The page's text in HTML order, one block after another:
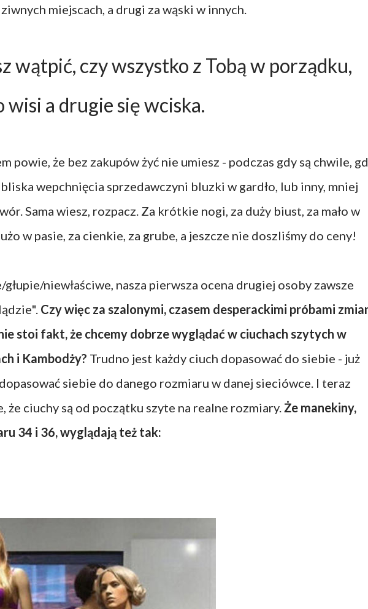
miejscach, a drugi za wąski w innych.
wątpić, czy wszystko z Tobą w porządku,
wisi a drugie się wciska.
powie, że bez zakupów żyć nie umiesz - podczas gdy są chwile,
wepchnięcia sprzedawczyni bluzki w gardło, lub inny, mniej
Sama wiesz, rozpacz. Za krótkie nogi, za duży biust, za mało w
w pasie, za cienkie, za grube, a jeszcze nie doszliśmy do ceny!
głupie/niewłaściwe, nasza pierwsza ocena drugiej osoby zawsze
Czy więc za szalonymi, czasem desperackimi próbami
stoi fakt, że chcemy dobrze wyglądać w ciuchach szytych w
i Kambodży? Trudno jest każdy ciuch dopasować do siebie - już
siebie do danego rozmiaru w danej sieciówce. I teraz
że ciuchy są od początku szyte na realne rozmiary.Że manekiny,
34 i 36, wyglądają też tak: